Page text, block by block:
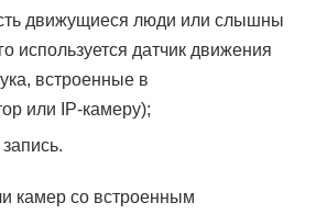
движущиеся люди или слышны
используется датчик движения
встроенные в
или IP-камеру);
камер со встроенным